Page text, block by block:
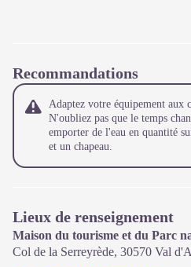
Recommandations
Adaptez votre équipement aux
N'oubliez pas que le temps
emporter de l'eau en quantité
et un chapeau.
Lieux de renseignement
Maison du tourisme et du Parc
Col de la Serreyrède, 30570 Val